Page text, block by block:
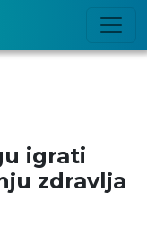
igrati
zdravlja